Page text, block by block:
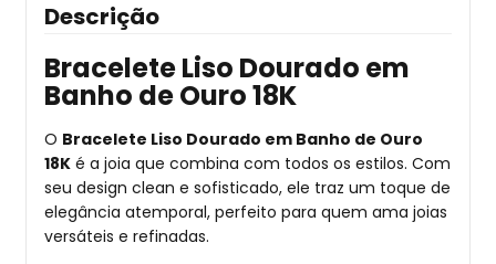
Descrição
Bracelete Liso Dourado em
Banho de Ouro 18K
O Bracelete Liso Dourado em Banho de Ouro
18K é a joia que combina com todos os estilos. Com
seu design clean e sofisticado, ele traz um toque de
elegância atemporal, perfeito para quem ama joias
versáteis e refinadas.